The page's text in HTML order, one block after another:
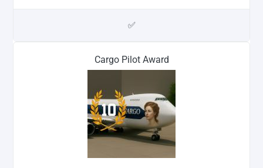
✅
Cargo Pilot Award